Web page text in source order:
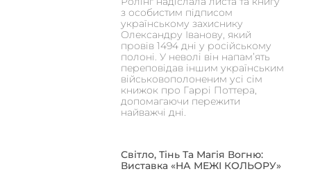
з особистим підписом
українському захиснику
Олександру Іванову, який
провів 1494 дні у російському
полоні. У неволі він напам’ять
переповідав іншим українським
військовополоненим усі сім
книжок про Гаррі Поттера,
допомагаючи пережити
найважчі дні.
Світло, Тінь Та Магія Вогню:
Виставка «НА МЕЖІ КОЛЬОРУ»